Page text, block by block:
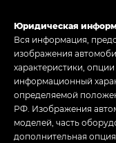
Юридическая
Вся информация,
изображения
характеристики,
информационный
определяемой
РФ. Изображения
моделей, часть
дополнительная